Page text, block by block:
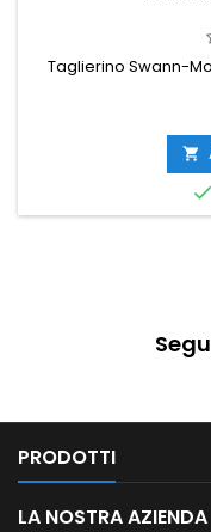
Taglierino Swann-


PRODOTTI
LA NOSTRA AZIENDA